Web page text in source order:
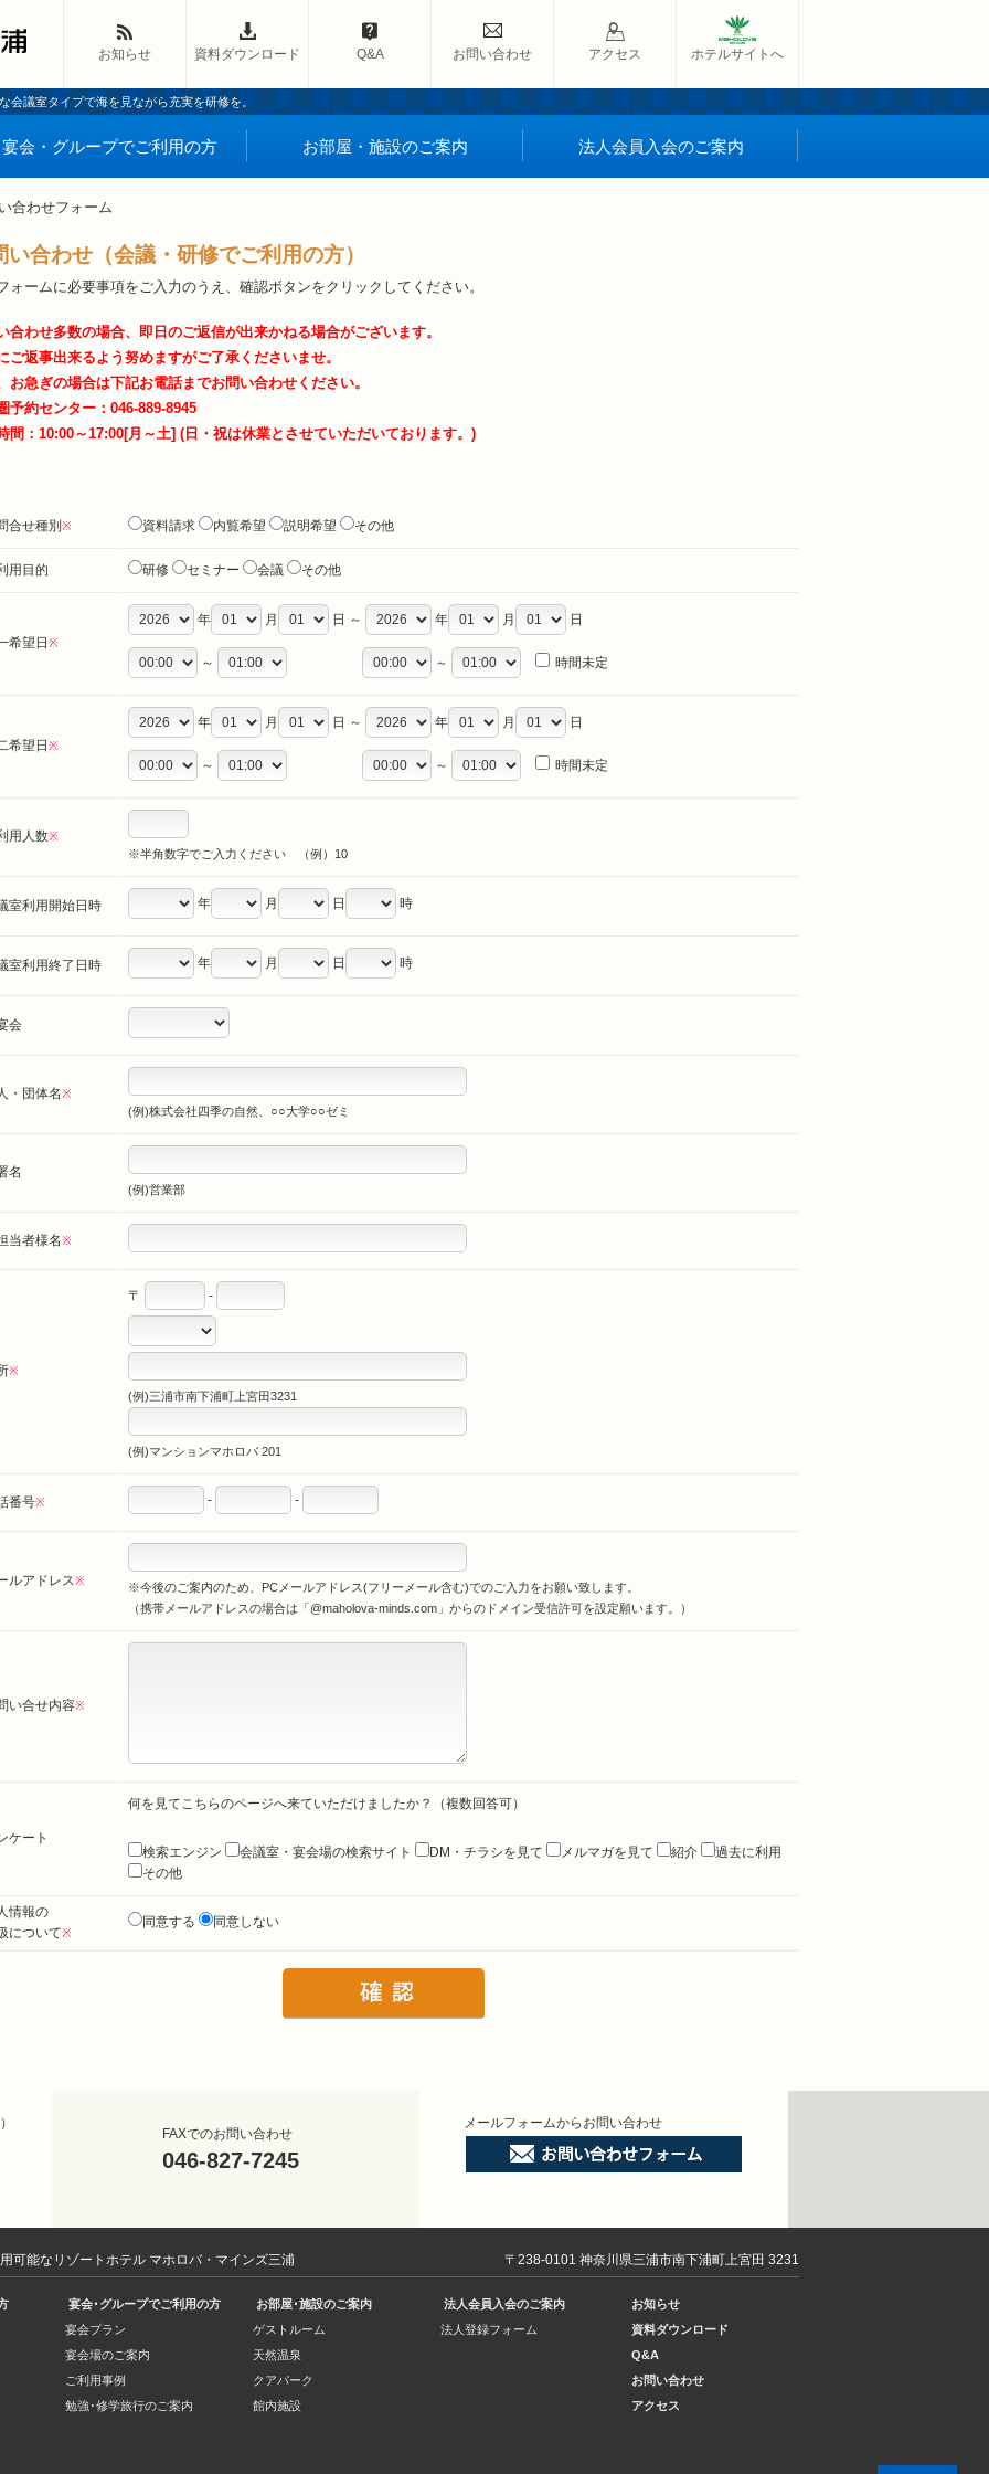
ホテルサイトへ
アクセス
お問い合わせ
Q&A
資料ダウンロード
お知らせ
会議室タイプで海を見ながら充実を研修を。
宴会・グループでご利用の方 お部屋・施設のご案内 法人会員入会のご案内
合わせフォーム
い合わせ（会議・研修でご利用の方）
ォームに必要事項をご入力のうえ、確認ボタンをクリックしてください。
合わせ多数の場合、即日のご返信が出来かねる場合がございます。
ご返事出来るよう努めますがご了承くださいませ。
お急ぎの場合は下記お電話までお問い合わせください。
予約センター：046-889-8945
間：10:00～17:00[月～土] (日・祝は休業とさせていただいております。)
合せ種別※ 資料請求 内覧希望 説明希望 その他
用目的 研修 セミナー 会議 その他
希望日※
年 月 日 ～ 年 月 日
～ ～ 時間未定
希望日※
年 月 日 ～ 年 月 日
～ ～ 時間未定
用人数※
※半角数字でご入力ください （例）10
室利用開始日時 年 月 日 時
室利用終了日時 年 月 日 時
会
・団体名※
(例)株式会社四季の自然、○○大学○○ゼミ
名
(例)営業部
当者様名※
※
〒 -
(例)三浦市南下浦町上宮田3231
(例)マンションマホロバ 201
番号※ - -
ルアドレス※
※今後のご案内のため、PCメールアドレス(フリーメール含む)でのご入力をお願い致します。
（携帯メールアドレスの場合は「@maholova-minds.com」からのドメイン受信許可を設定願います。）
い合せ内容※
ケート
何を見てこちらのページへ来ていただけましたか？（複数回答可）
検索エンジン 会議室・宴会場の検索サイト DM・チラシを見て メルマガを見て 紹介
過去に利用
その他
情報の
について※
同意する 同意しない
FAXでのお問い合わせ
046-827-7245
メールフォームからお問い合わせ
可能なリゾートホテル マホロバ・マインズ三浦 〒238-0101 神奈川県三浦市南下浦町上宮田 3231
宴会･グループでご利用の方
宴会プラン
宴会場のご案内
ご利用事例
勉強･修学旅行のご案内
お部屋･施設のご案内
ゲストルーム
天然温泉
クアパーク
館内施設
法人会員入会のご案内
法人登録フォーム
お知らせ
資料ダウンロード
Q&A
お問い合わせ
アクセス